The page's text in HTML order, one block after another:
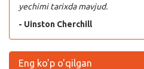
Kirish
yechimi tarixda mavjud.
- Uinston Cherchill
Eng ko'p o'qilgan